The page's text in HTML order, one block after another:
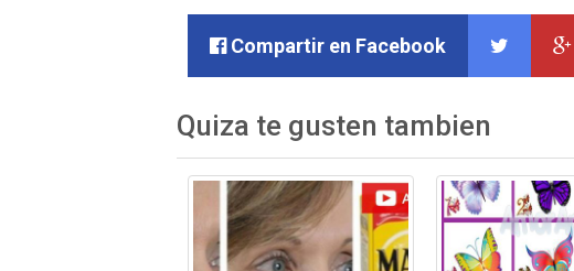
Compartir en Facebook
Quiza te gusten tambien